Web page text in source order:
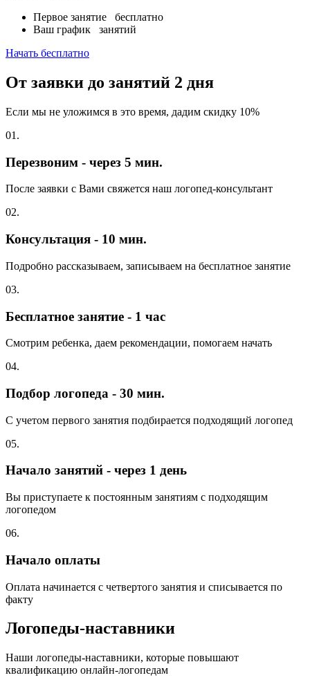
Первое занятие бесплатно
Ваш график занятий
Начать бесплатно
От заявки до занятий 2 дня
Если мы не уложимся в это время, дадим скидку 10%
01.
Перезвоним - через 5 мин.
После заявки с Вами свяжется наш логопед-консультант
02.
Консультация - 10 мин.
Подробно рассказываем, записываем на бесплатное занятие
03.
Бесплатное занятие - 1 час
Смотрим ребенка, даем рекомендации, помогаем начать
04.
Подбор логопеда - 30 мин.
С учетом первого занятия подбирается подходящий логопед
05.
Начало занятий - через 1 день
Вы приступаете к постоянным занятиям с подходящим
логопедом
06.
Начало оплаты
Оплата начинается с четвертого занятия и списывается по
факту
Логопеды-наставники
Наши логопеды-наставники, которые повышают
квалификацию онлайн-логопедам